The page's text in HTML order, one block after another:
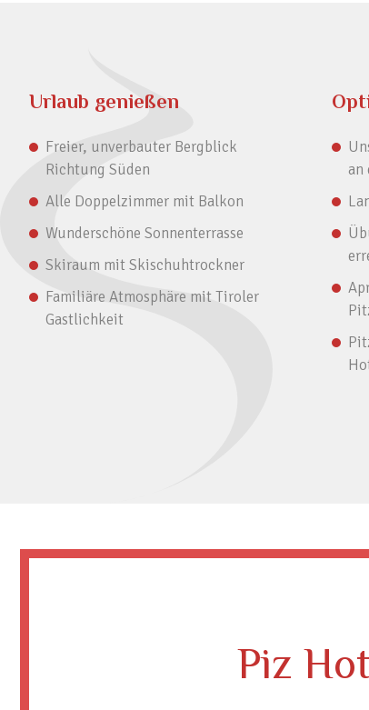
Urlaub genießen
Freier, unverbauter Bergblick
Richtung Süden
Alle Doppelzimmer mit Balkon
Wunderschöne Sonnenterrasse
Skiraum mit Skischuhtrockner
Familiäre Atmosphäre mit Tiroler
Gastlichkeit
an
Piz